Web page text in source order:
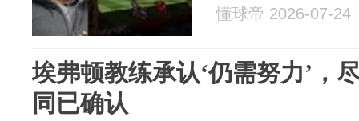
懂球帝 2026-07-24
埃弗顿教练承认‘仍需努力’，
同已确认